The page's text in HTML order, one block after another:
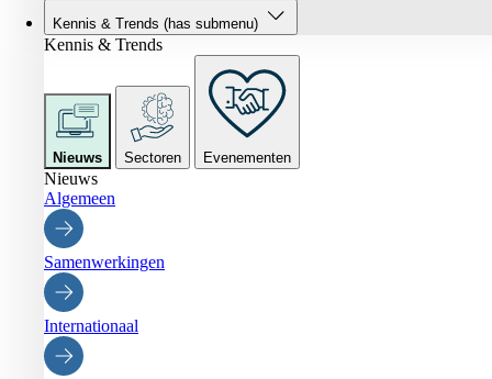
Kennis & Trends (has submenu)
Kennis & Trends
Nieuws Sectoren Evenementen
Nieuws
Algemeen
Samenwerkingen
Internationaal